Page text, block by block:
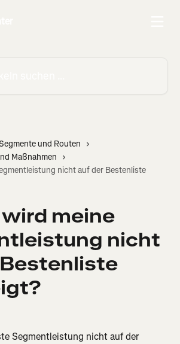
und Routen
Maßnahmen
nicht auf der Bestenliste
meine
nicht
Segmentleistung nicht auf der